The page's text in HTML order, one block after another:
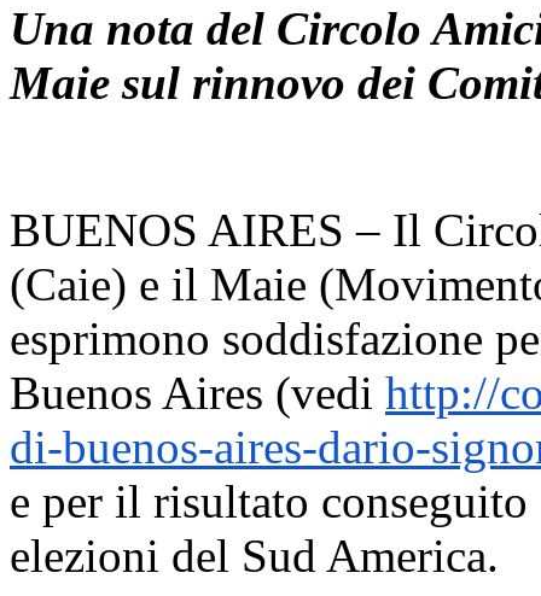
Una nota del Circolo
Maie sul rinnovo dei
BUENOS AIRES – Il
(Caie) e il Maie
esprimono soddisfazione
Buenos Aires (vedi http://
di-buenos-aires-dario-
e per il risultato
elezioni del Sud America.